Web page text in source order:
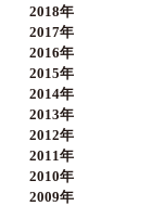
2018年
2017年
2016年
2015年
2014年
2013年
2012年
2011年
2010年
2009年